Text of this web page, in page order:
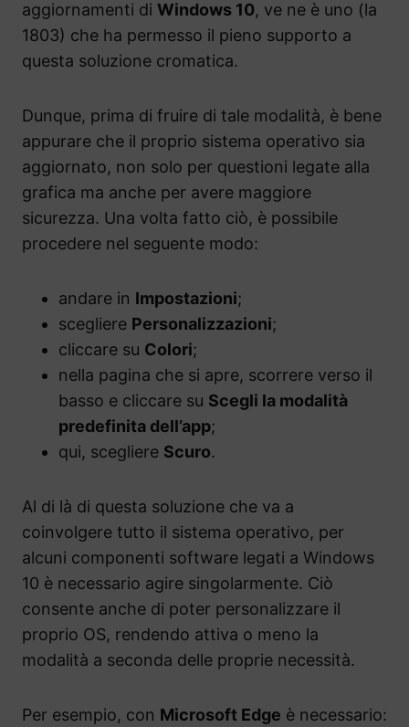
aggiornamenti di Windows 10, ve ne è uno (la
1803) che ha permesso il pieno supporto a
questa soluzione cromatica.
Dunque, prima di fruire di tale modalità, è bene
appurare che il proprio sistema operativo sia
aggiornato, non solo per questioni legate alla
grafica ma anche per avere maggiore
sicurezza. Una volta fatto ciò, è possibile
procedere nel seguente modo:
andare in Impostazioni;
scegliere Personalizzazioni;
cliccare su Colori;
nella pagina che si apre, scorrere verso il
basso e cliccare su Scegli la modalità
predefinita dell’app;
qui, scegliere Scuro.
Al di là di questa soluzione che va a
coinvolgere tutto il sistema operativo, per
alcuni componenti software legati a Windows
10 è necessario agire singolarmente. Ciò
consente anche di poter personalizzare il
proprio OS, rendendo attiva o meno la
modalità a seconda delle proprie necessità.
Per esempio, con Microsoft Edge è necessario: